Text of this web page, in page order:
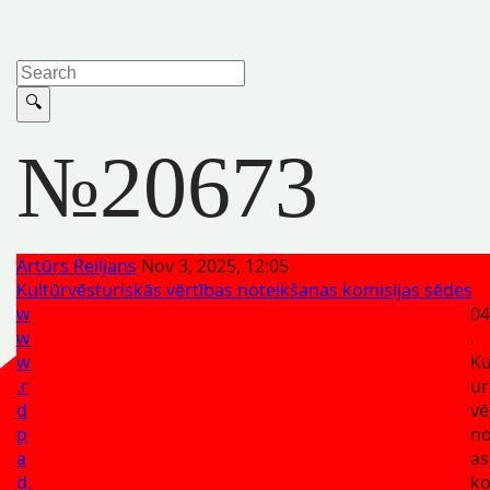
№20673
Artūrs Reiljans Nov 3, 2025, 12:05
Kultūrvēsturiskās vērtības noteikšanas komisijas sēdes
w
w
w
.r
d
p
a
d.
.
as